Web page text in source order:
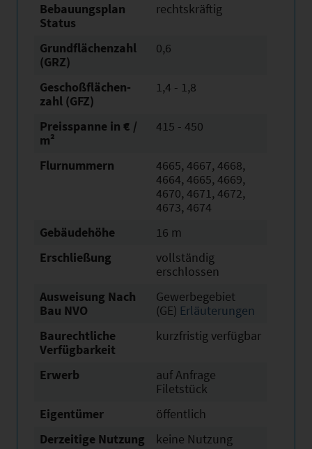
Bebauungsplan
Status
rechtskräftig
Grundflächen­zahl
(GRZ)
0,6
Geschoßflächen­
zahl (GFZ)
1,4 - 1,8
Preisspanne in € /
m²
415 - 450
Flurnummern
4665, 4667, 4668,
4664, 4665, 4669,
4670, 4671, 4672,
4673, 4674
Gebäudehöhe
16 m
Erschließung
vollständig
erschlossen
Ausweisung Nach
Bau NVO
Gewerbegebiet
(GE) Erläuterungen
Baurechtliche
Verfügbarkeit
kurzfristig verfügbar
Erwerb
auf Anfrage
Filetstück
Eigentümer
öffentlich
Derzeitige Nutzung
keine Nutzung